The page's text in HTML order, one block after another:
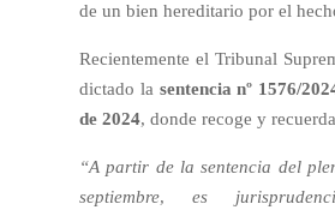
de un bien hereditario por el
Recientemente el Tribunal
dictado la sentencia nº 1576/
de 2024, donde recoge y
“A partir de la sentencia del
septiembre, es